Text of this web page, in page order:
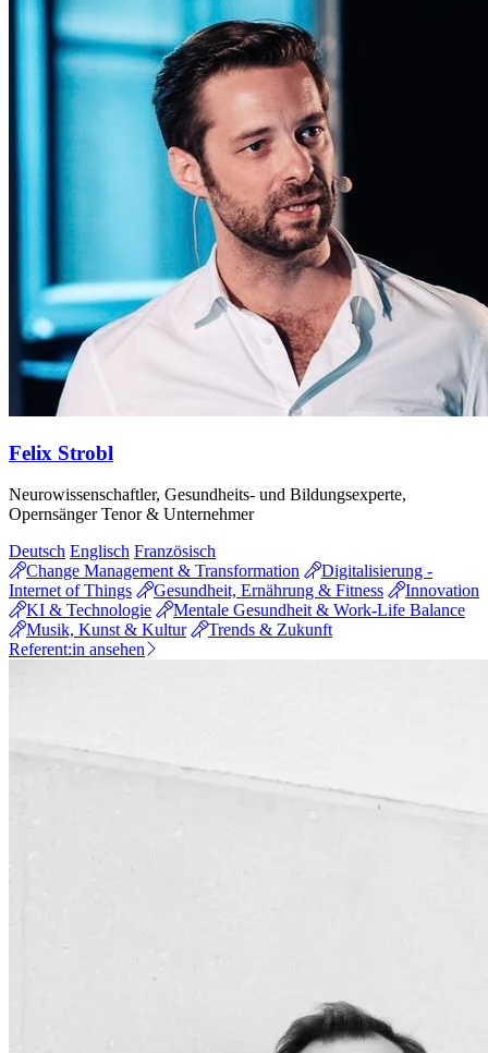
Felix Strobl
Neurowissenschaftler, Gesundheits- und Bildungsexperte,
Opernsänger Tenor & Unternehmer
Deutsch Englisch Französisch
Change Management & Transformation
Digitalisierung -
Internet of Things
Gesundheit, Ernährung & Fitness
Innovation
KI & Technologie
Mentale Gesundheit & Work-Life Balance
Musik, Kunst & Kultur
Trends & Zukunft
Referent:in ansehen